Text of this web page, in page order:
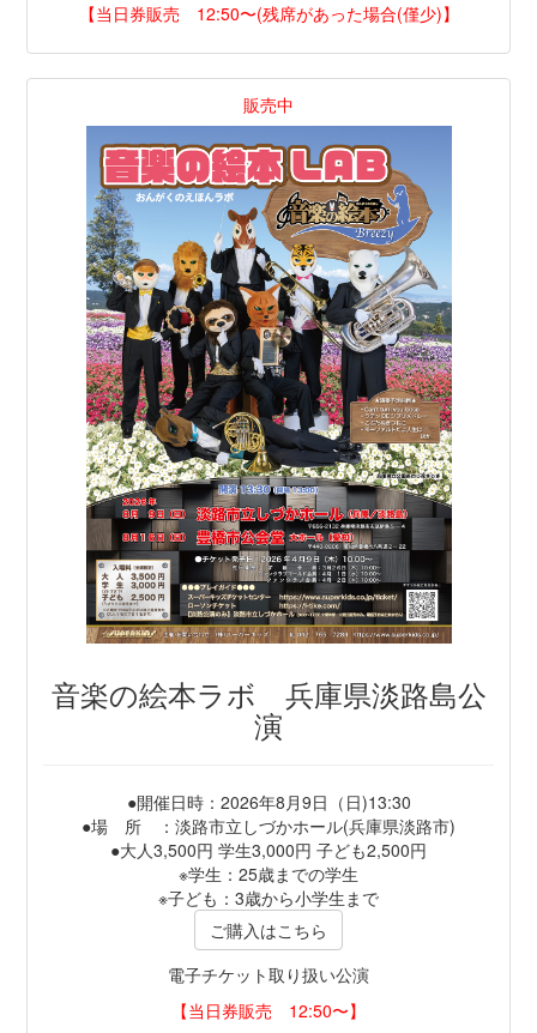
【当日券販売 12:50〜(残席があった場合(僅少)】
販売中
音楽の絵本ラボ 兵庫県淡路島公
演
●開催日時：2026年8月9日（日)13:30
●場 所 ：淡路市立しづかホール(兵庫県淡路市)
●大人3,500円 学生3,000円 子ども2,500円
※学生：25歳までの学生
※子ども：3歳から小学生まで
ご購入はこちら
電子チケット取り扱い公演
【当日券販売 12:50〜】